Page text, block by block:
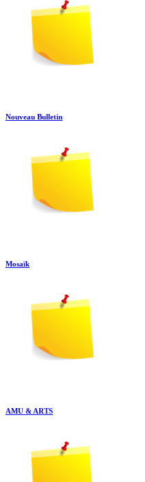
Nouveau Bulletin
Mosaïk
AMU & ARTS